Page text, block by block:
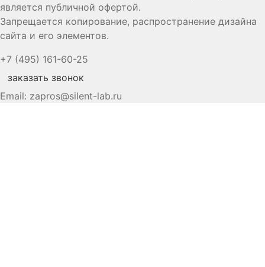
является публичной офертой.
Запрещается копирование, распространение дизайна
сайта и его элементов.
+7 (495) 161-60-25
заказать звонок
Email: zapros@silent-lab.ru